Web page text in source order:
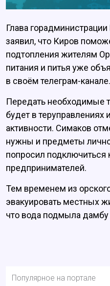
Глава
заявил, что Киров
подтопления жителям
питания и питья уже
в своём телеграм-канале.
Передать необходимые
будет в теруправлениях
активности. Симаков
нужны и предметы
попросил подключиться
предпринимателей.
Тем временем из
эвакуировать местных
что вода подмыла
Популярное на портале